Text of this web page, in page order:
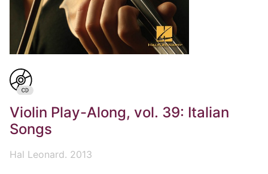
Violin Play-Along, vol. 39: Italian
Songs
Hal Leonard. 2013